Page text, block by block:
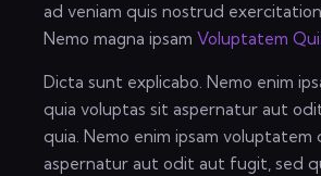
ad veniam quis nostrud
Nemo magna ipsam Voluptatem
Dicta sunt explicabo. Nemo enim
quia voluptas sit aspernatur aut
quia. Nemo enim ipsam voluptatem
aspernatur aut odit aut fugit, sed